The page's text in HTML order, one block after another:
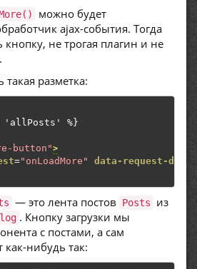
можно будет
ajax-события. Тогда
не трогая плагин и не
такая разметка:
button">
="onLoadMore" data-request-data =
— это лента постов Posts
из
. Кнопку загрузки мы
с постами, а сам
нибудь так: